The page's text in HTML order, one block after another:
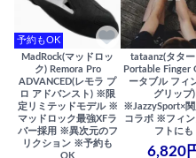
予約もOK
MadRock(マッドロッ
ク) Remora Pro
ADVANCED(レモラ プ
ロ アドバンスト) ※限
定リミテッドモデル ※
マッドロック最強XFラ
バー採用 ※異次元のフ
リクション ※予約も
OK
tataanz(タタ
Portable Finger
ータブル フィ
グリップ)
※JazzySport×
コラボ ※フィン
フトにも
6,820